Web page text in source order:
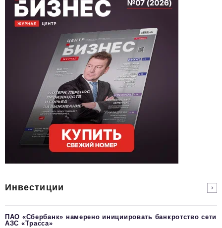
Инвестиции
ПАО «Сбербанк» намерено инициировать банкротство сети
АЗС «Трасса»